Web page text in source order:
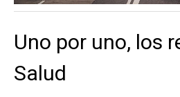
Uno por uno, los
Salud